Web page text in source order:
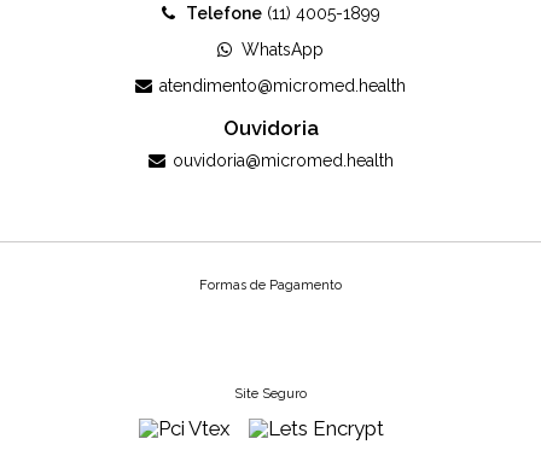
Telefone(11) 4005-1899
WhatsApp
atendimento@micromed.health
Ouvidoria
ouvidoria@micromed.health
Formas de Pagamento
Site Seguro